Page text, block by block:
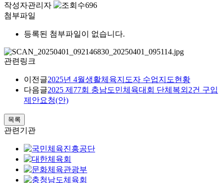
작성자관리자
696
첨부파일
등록된 첨부파일이 없습니다.
관련링크
이전글2025년 4월생활체육지도자 수업지도현황
다음글2025 제77회 충남도민체육대회 단체복외2건 구입
제안요청(안)
목록
관련기관